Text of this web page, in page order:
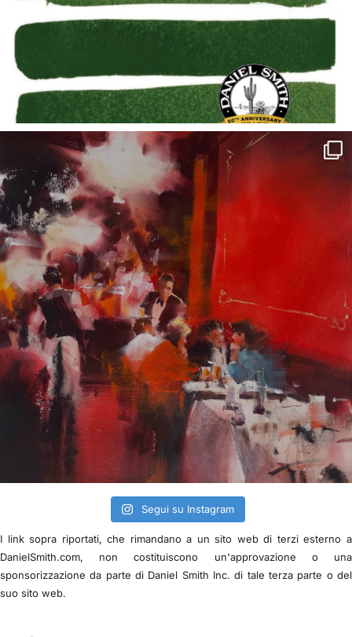
Segui su Instagram
I link sopra riportati, che rimandano a un sito web di terzi esterno a
DanielSmith.com, non costituiscono un'approvazione o una
sponsorizzazione da parte di Daniel Smith Inc. di tale terza parte o del
suo sito web.